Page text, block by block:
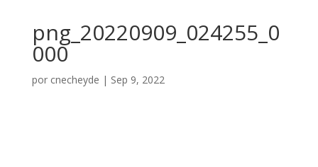
png_20220909_024255_0
000
por cnecheyde | Sep 9, 2022